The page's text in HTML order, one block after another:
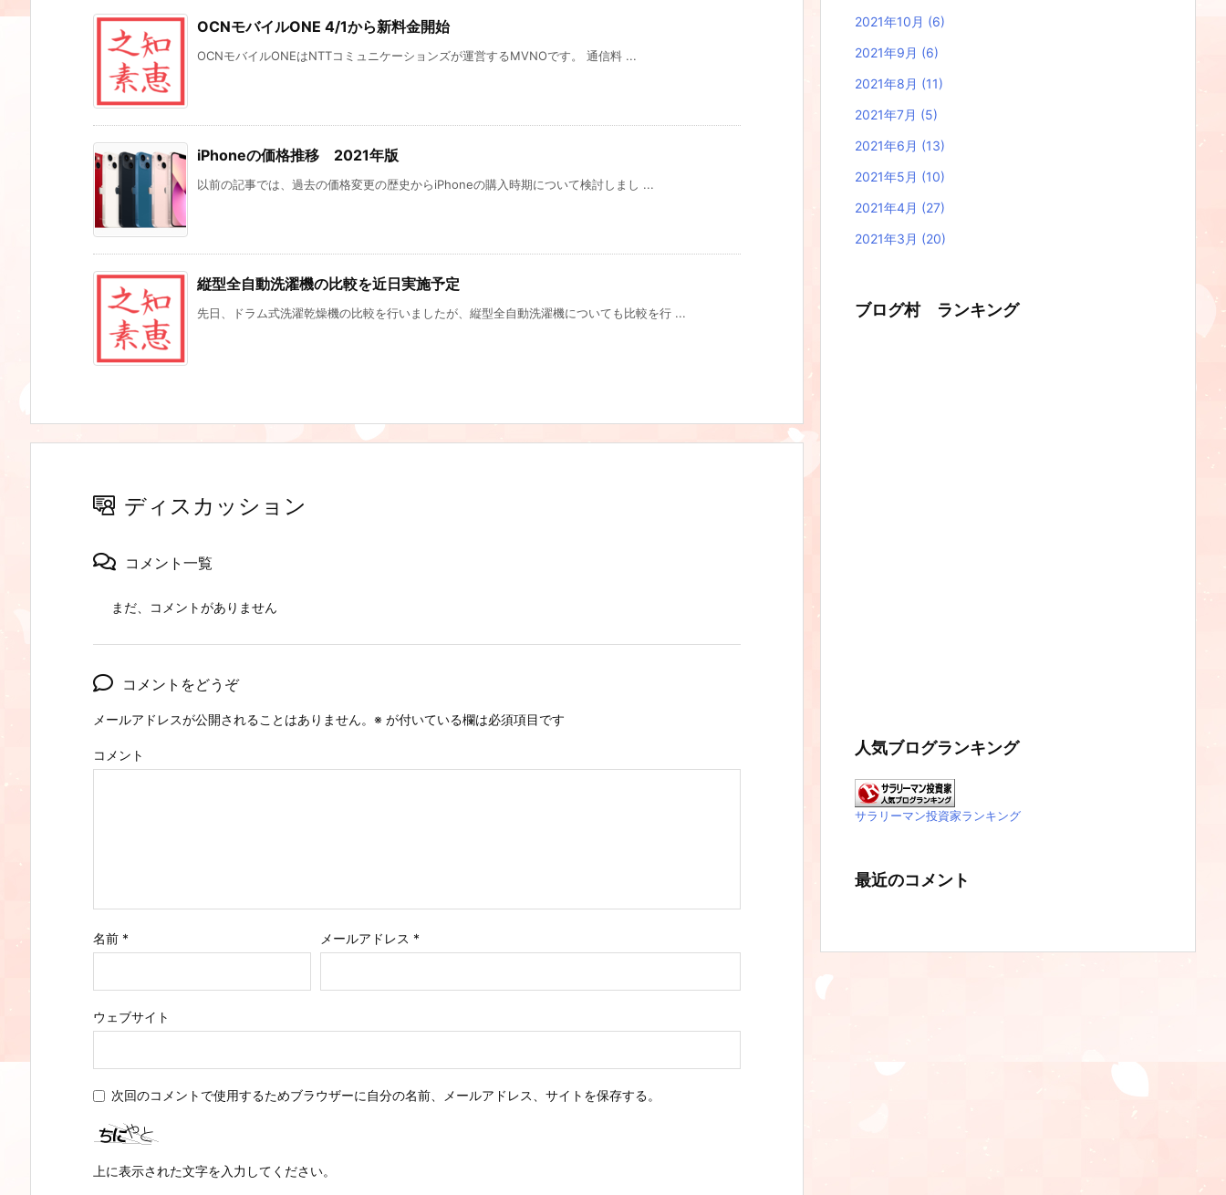
OCNモバイルONE 4/1から新料金開始
OCNモバイルONEはNTTコミュニケーションズが運営するMVNOです。 通信料 ...
iPhoneの価格推移 2021年版
以前の記事では、過去の価格変更の歴史からiPhoneの購入時期について検討しまし ...
縦型全自動洗濯機の比較を近日実施予定
先日、ドラム式洗濯乾燥機の比較を行いましたが、縦型全自動洗濯機についても比較を行 ...
ディスカッション
コメント一覧
まだ、コメントがありません
コメントをどうぞ
メールアドレスが公開されることはありません。 ※ が付いている欄は必須項目です
コメント
名前 * メールアドレス *
ウェブサイト
次回のコメントで使用するためブラウザーに自分の名前、メールアドレス、サイトを保存する。
上に表示された文字を入力してください。
2021年10月 (6)
2021年9月 (6)
2021年8月 (11)
2021年7月 (5)
2021年6月 (13)
2021年5月 (10)
2021年4月 (27)
2021年3月 (20)
ブログ村 ランキング
人気ブログランキング
サラリーマン投資家ランキング
最近のコメント